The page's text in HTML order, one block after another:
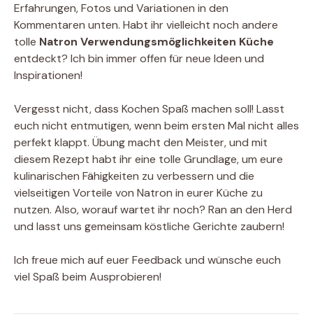
Erfahrungen, Fotos und Variationen in den
Kommentaren unten. Habt ihr vielleicht noch andere
tolle Natron Verwendungsmöglichkeiten Küche
entdeckt? Ich bin immer offen für neue Ideen und
Inspirationen!
Vergesst nicht, dass Kochen Spaß machen soll! Lasst
euch nicht entmutigen, wenn beim ersten Mal nicht alles
perfekt klappt. Übung macht den Meister, und mit
diesem Rezept habt ihr eine tolle Grundlage, um eure
kulinarischen Fähigkeiten zu verbessern und die
vielseitigen Vorteile von Natron in eurer Küche zu
nutzen. Also, worauf wartet ihr noch? Ran an den Herd
und lasst uns gemeinsam köstliche Gerichte zaubern!
Ich freue mich auf euer Feedback und wünsche euch
viel Spaß beim Ausprobieren!